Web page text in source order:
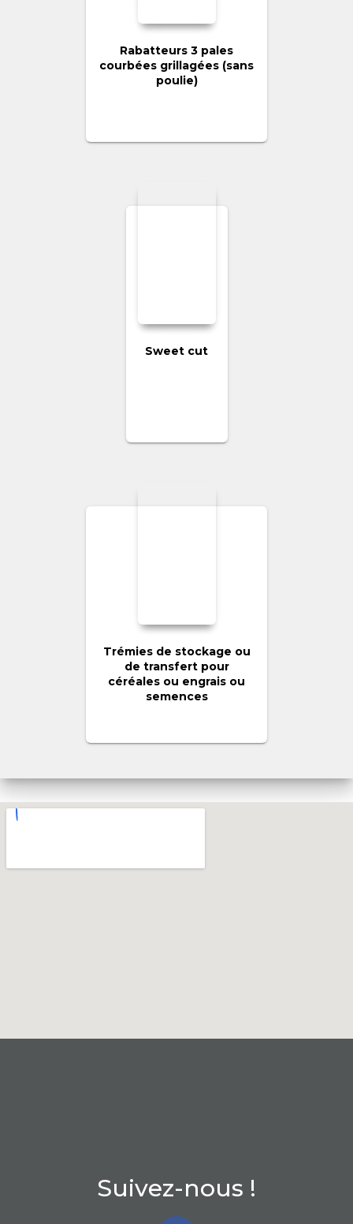
Rabatteurs 3 pales
courbées grillagées (sans
poulie)
Sweet cut
Trémies de stockage ou
de transfert pour
céréales ou engrais ou
semences
Suivez-nous !